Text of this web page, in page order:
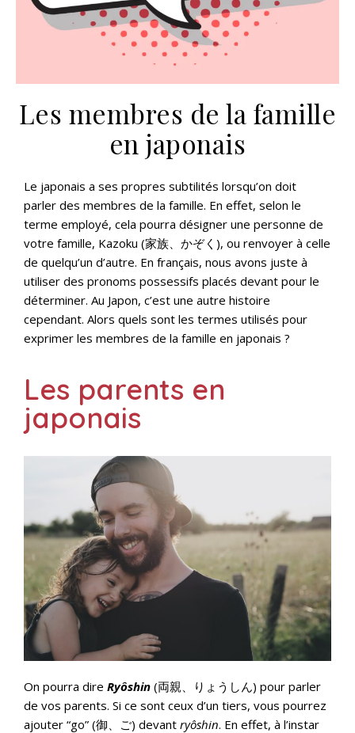
Les membres de la famille
en japonais
Le japonais a ses propres subtilités lorsqu’on doit
parler des membres de la famille. En effet, selon le
terme employé, cela pourra désigner une personne de
votre famille, Kazoku (家族、かぞく), ou renvoyer à celle
de quelqu’un d’autre. En français, nous avons juste à
utiliser des pronoms possessifs placés devant pour le
déterminer. Au Japon, c’est une autre histoire
cependant. Alors quels sont les termes utilisés pour
exprimer les membres de la famille en japonais ?
Les parents en
japonais
On pourra dire Ryôshin (両親、りょうしん) pour parler
de vos parents. Si ce sont ceux d’un tiers, vous pourrez
ajouter “go” (御、ご) devant ryôshin. En effet, à l’instar